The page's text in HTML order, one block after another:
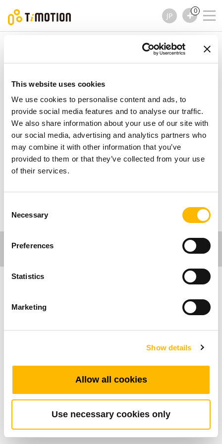
This website uses cookies
We use cookies to personalise content and ads, to
provide social media features and to analyse our traffic.
We also share information about your use of our site with
our social media, advertising and analytics partners who
may combine it with other information that you’ve
provided to them or that they’ve collected from your use
of their services.
Selection
Necessary
Preferences
Statistics
Marketing
Show details
Allow all cookies
Use necessary cookies only
JP
0
TA14 シリーズ
TA14 シリーズ
リニア アクチュエーター
Comfort Motion
の椅子などの昇降用途に設計されています。コ
カットシステムとして機能するように設計され
ており、簡単で経済的な代替選択を提供しま
す。オプションとして、安全ナットと数種類の
フロントアタッチメントがあります。